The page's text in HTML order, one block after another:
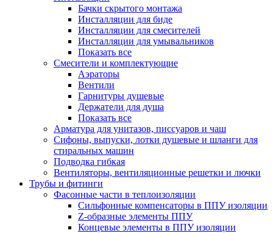
Бачки скрытого монтажа
Инсталляции для биде
Инсталляции для смесителей
Инсталляции для умывальников
Показать все
Смесители и комплектующие
Аэраторы
Вентили
Гарнитуры душевые
Держатели для душа
Показать все
Арматура для унитазов, писсуаров и чаш
Сифоны, выпуски, лотки душевые и шланги для
стиральных машин
Подводка гибкая
Вентиляторы, вентиляционные решетки и лючки
Трубы и фитинги
Фасонные части в теплоизоляции
Cильфонные компенсаторы в ППУ изоляции
Z-образные элементы ППУ
Концевые элементы в ППУ изоляции